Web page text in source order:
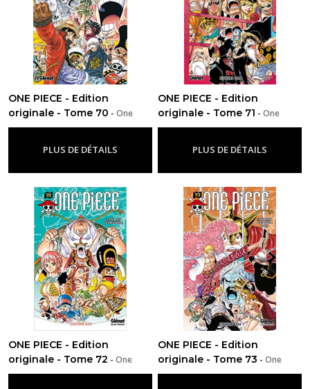
ONE PIECE - Edition
originale - Tome 70 - One
Piece
PLUS DE DÉTAILS
ONE PIECE - Edition
originale - Tome 71 -One
Piece
PLUS DE DÉTAILS
ONE PIECE - Edition
originale - Tome 72 - One
Piece
ONE PIECE - Edition
originale - Tome 73 -One
Piece